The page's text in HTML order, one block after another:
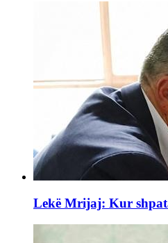
Lekë Mrijaj: Kur